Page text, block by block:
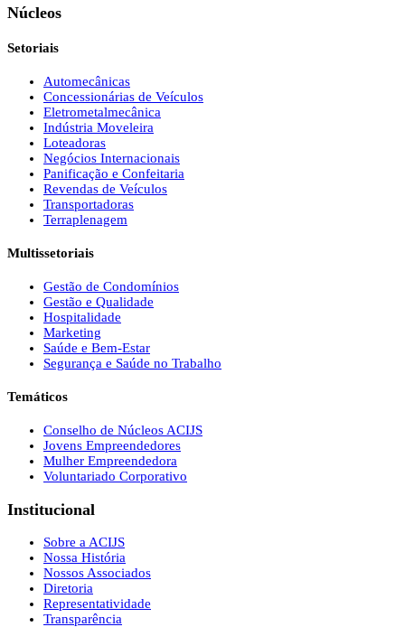
Núcleos
Setoriais
Automecânicas
Concessionárias de Veículos
Eletrometalmecânica
Indústria Moveleira
Loteadoras
Negócios Internacionais
Panificação e Confeitaria
Revendas de Veículos
Transportadoras
Terraplenagem
Multissetoriais
Gestão de Condomínios
Gestão e Qualidade
Hospitalidade
Marketing
Saúde e Bem-Estar
Segurança e Saúde no Trabalho
Temáticos
Conselho de Núcleos ACIJS
Jovens Empreendedores
Mulher Empreendedora
Voluntariado Corporativo
Institucional
Sobre a ACIJS
Nossa História
Nossos Associados
Diretoria
Representatividade
Transparência